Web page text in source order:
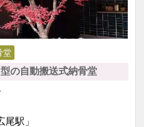
堂
の自動搬送式納骨堂
尾駅」